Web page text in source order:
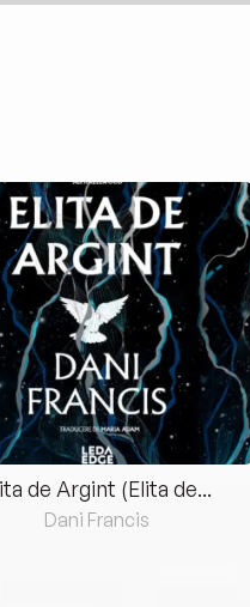
de Argint (Elita de...
Dani Francis